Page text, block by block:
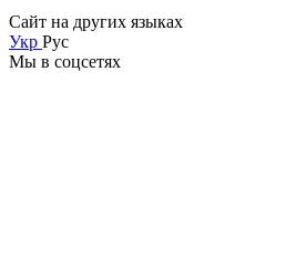
Сайт на других языках
Укр Рус
Мы в соцсетях